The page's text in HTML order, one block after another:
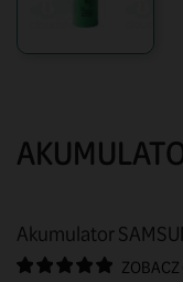
Akumulator